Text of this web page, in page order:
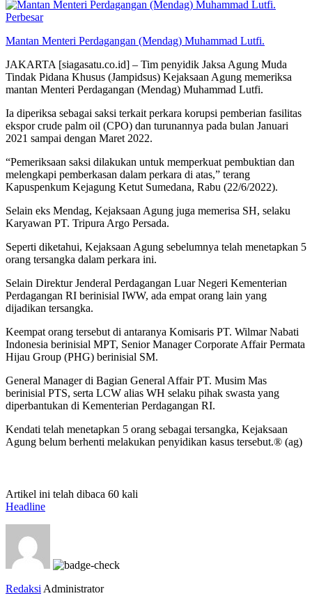
Perbesar
Mantan Menteri Perdagangan (Mendag) Muhammad Lutfi.
JAKARTA [siagasatu.co.id] – Tim penyidik Jaksa Agung Muda
Tindak Pidana Khusus (Jampidsus) Kejaksaan Agung memeriksa
mantan Menteri Perdagangan (Mendag) Muhammad Lutfi.
Ia diperiksa sebagai saksi terkait perkara korupsi pemberian fasilitas
ekspor crude palm oil (CPO) dan turunannya pada bulan Januari
2021 sampai dengan Maret 2022.
“Pemeriksaan saksi dilakukan untuk memperkuat pembuktian dan
melengkapi pemberkasan dalam perkara di atas,” terang
Kapuspenkum Kejagung Ketut Sumedana, Rabu (22/6/2022).
Selain eks Mendag, Kejaksaan Agung juga memerisa SH, selaku
Karyawan PT. Tripura Argo Persada.
Seperti diketahui, Kejaksaan Agung sebelumnya telah menetapkan 5
orang tersangka dalam perkara ini.
Selain Direktur Jenderal Perdagangan Luar Negeri Kementerian
Perdagangan RI berinisial IWW, ada empat orang lain yang
dijadikan tersangka.
Keempat orang tersebut di antaranya Komisaris PT. Wilmar Nabati
Indonesia berinisial MPT, Senior Manager Corporate Affair Permata
Hijau Group (PHG) berinisial SM.
General Manager di Bagian General Affair PT. Musim Mas
berinisial PTS, serta LCW alias WH selaku pihak swasta yang
diperbantukan di Kementerian Perdagangan RI.
Kendati telah menetapkan 5 orang sebagai tersangka, Kejaksaan
Agung belum berhenti melakukan penyidikan kasus tersebut.® (ag)
Artikel ini telah dibaca 60 kali
Headline
Redaksi Administrator